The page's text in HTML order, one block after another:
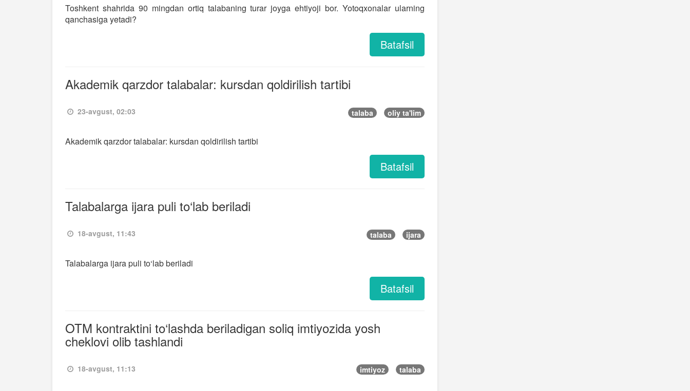
Toshkent shahrida 90 mingdan ortiq talabaning turar joyga ehtiyoji bor. Yotoqxonalar ularning
qanchasiga yetadi?
Batafsil
Akademik qarzdor talabalar: kursdan qoldirilish tartibi
23-avgust, 02:03 talaba oliy ta'lim
Akademik qarzdor talabalar: kursdan qoldirilish tartibi
Batafsil
Talabalarga ijara puli to‘lab beriladi
18-avgust, 11:43 talaba ijara
Talabalarga ijara puli to‘lab beriladi
Batafsil
OTM kontraktini to‘lashda beriladigan soliq imtiyozida yosh
cheklovi olib tashlandi
18-avgust, 11:13 imtiyoz talaba